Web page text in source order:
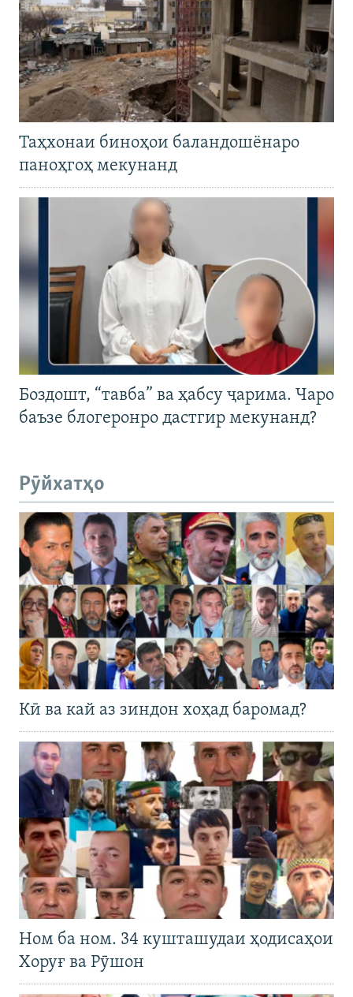
Таҳхонаи биноҳои баландошёнаро
паноҳгоҳ мекунанд
Боздошт, “тавба” ва ҳабсу ҷарима. Чаро
баъзе блогеронро дастгир мекунанд?
Рӯйхатҳо
Кӣ ва кай аз зиндон хоҳад баромад?
Ном ба ном. 34 кушташудаи ҳодисаҳои
Хоруғ ва Рӯшон